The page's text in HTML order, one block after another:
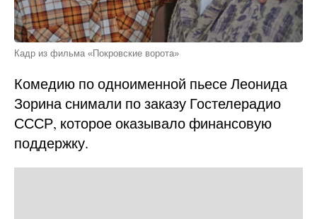
Кадр из фильма «Покровские ворота»
Комедию по одноименной пьесе Леонида
Зорина снимали по заказу Гостелерадио
СССР, которое оказывало финансовую
поддержку.